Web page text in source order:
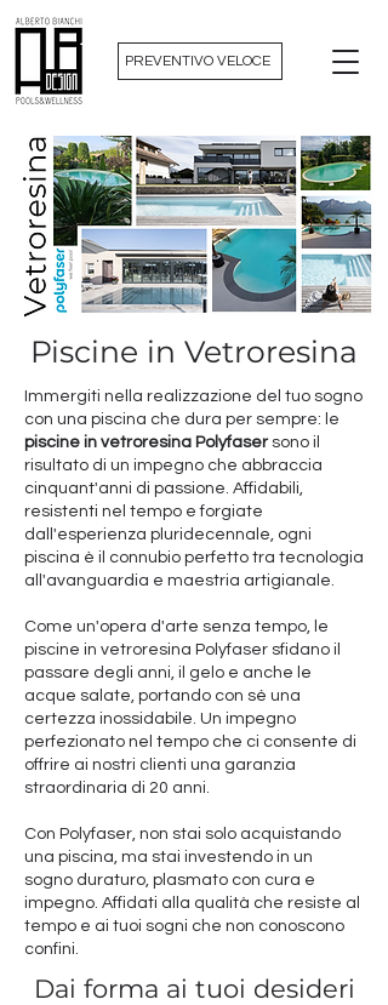
PREVENTIVO VELOCE
Piscine in Vetroresina
Immergiti nella realizzazione del tuo sogno
con una piscina che dura per sempre: le
piscine in vetroresina Polyfasersono il
risultato di un impegno che abbraccia
cinquant'anni di passione. Affidabili,
resistenti nel tempo e forgiate
dall'esperienza pluridecennale, ogni
piscina è il connubio perfetto tra tecnologia
all'avanguardia e maestria artigianale.
Come un'opera d'arte senza tempo, le
piscine in vetroresina Polyfaser sfidano il
passare degli anni, il gelo e anche le
acque salate, portando con sé una
certezza inossidabile. Un impegno
perfezionato nel tempo che ci consente di
offrire ai nostri clienti una garanzia
straordinaria di 20 anni.
Con Polyfaser, non stai solo acquistando
una piscina, ma stai investendo in un
sogno duraturo, plasmato con cura e
impegno. Affidati alla qualità che resiste al
tempo e ai tuoi sogni che non conoscono
confini.
Dai forma ai tuoi desideri